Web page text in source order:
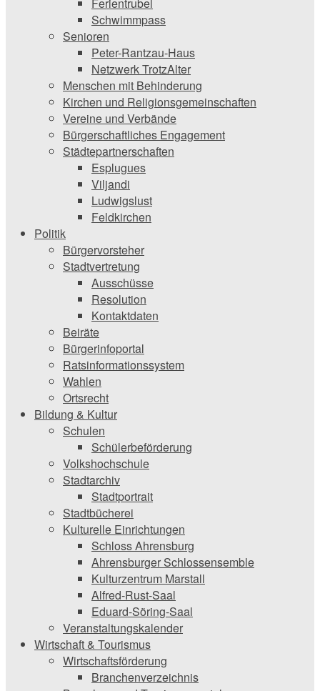
Schwimmpass
Senioren
Peter-Rantzau-Haus
Netzwerk TrotzAlter
Menschen mit Behinderung
Kirchen und ­Religionsgemeinschaften
Vereine und Verbände
Bürgerschaftliches Engagement
Städtepartnerschaften
Esplugues
Viljandi
Ludwigslust
Feldkirchen
Politik
Bürgervorsteher
Stadtvertretung
Ausschüsse
Resolution
Kontaktdaten
Beiräte
Bürgerinfoportal
Ratsinformationssystem
Wahlen
Ortsrecht
Bildung & Kultur
Schulen
Schülerbeförderung
Volkshochschule
Stadtarchiv
Stadtportrait
Stadtbücherei
Kulturelle Einrichtungen
Schloss Ahrensburg
Ahrensburger Schlossensemble
Kulturzentrum Marstall
Alfred-Rust-Saal
Eduard-Söring-Saal
Veranstaltungskalender
Wirtschaft & Tourismus
Wirtschaftsförderung
Branchenverzeichnis